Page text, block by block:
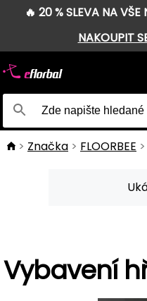
🔥 20 % SLEVA NA
NAKOUPIT
Značka FLOORBEE
Vybavení